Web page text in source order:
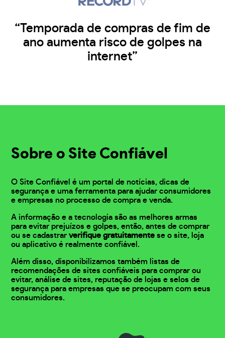
“Temporada de compras de fim de
ano aumenta risco de golpes na
internet”
Sobre o Site Confiável
O Site Confiável é um portal de notícias, dicas de
segurança e uma ferramenta para ajudar consumidores
e empresas no processo de compra e venda.
A informação e a tecnologia são as melhores armas
para evitar prejuízos e golpes, então, antes de comprar
ou se cadastrarverifique gratuitamente se o site, loja
ou aplicativo é realmente confiável.
Além disso, disponibilizamos também listas de
recomendações de sites confiáveis para comprar ou
evitar, análise de sites, reputação de lojas e selos de
segurança para empresas que se preocupam com seus
consumidores.